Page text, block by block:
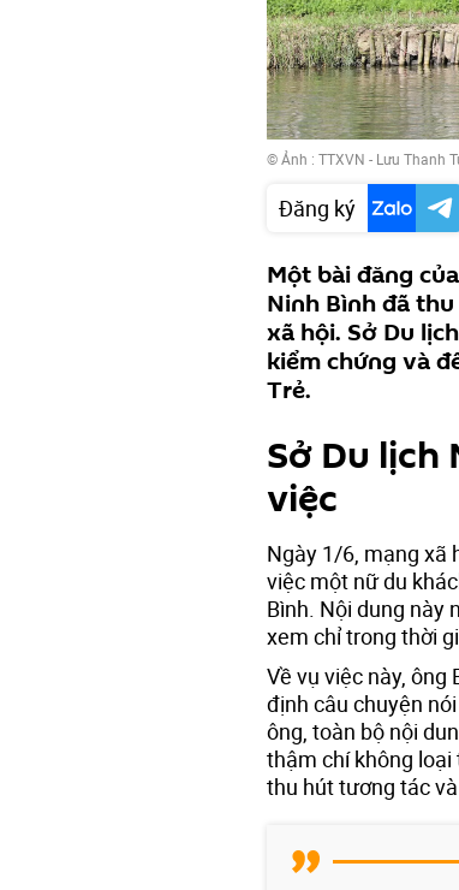
© Ảnh : TTXVN - Lưu Thanh
Đăng ký
Một bài đăng
Ninh Bình đã
xã hội. Sở Du
kiểm chứng và
Trẻ.
Sở Du lịch
việc
Ngày 1/6, mạng xã
việc một nữ du
Bình. Nội dung này
xem chỉ trong thời
Về vụ việc này, ông
định câu chuyện
ông, toàn bộ nội
thậm chí không
thu hút tương tác